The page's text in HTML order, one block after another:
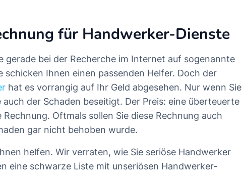
für Handwerker-Dienste
gerade bei der Recherche im Internet auf sogenannte
schicken Ihnen einen passenden Helfer. Doch der
hat es vorrangig auf Ihr Geld abgesehen. Nur wenn Sie
auch der Schaden beseitigt. Der Preis: eine überteuerte
Oftmals sollen Sie diese Rechnung auch
gar nicht behoben wurde.
helfen. Wir verraten, wie Sie seriöse Handwerker
eine schwarze Liste mit unseriösen Handwerker-